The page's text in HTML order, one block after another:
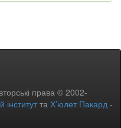
права © 2002-
інститутта Х’юлет Пакард -